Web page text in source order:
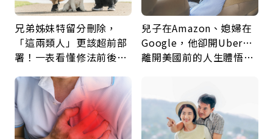
兄弟姊妹特留分刪除，
「這兩類人」更該超前部
署！一表看懂修法前後差
更多
兒子在Amazon、媳婦在
Google，他卻開Uber…
離開美國前的人生體悟：